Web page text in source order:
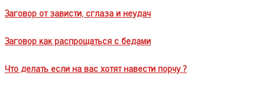
Заговор от зависти, сглаза и неудач
Заговор как распрощаться с бедами
Что делать если на вас хотят навести порчу ?